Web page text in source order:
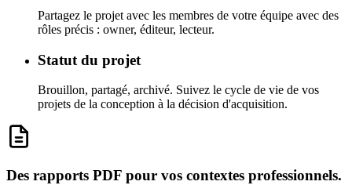
Partagez le projet avec les membres de votre équipe avec des
rôles précis : owner, éditeur, lecteur.
Statut du projet
Brouillon, partagé, archivé. Suivez le cycle de vie de vos
projets de la conception à la décision d'acquisition.
Des rapports PDF pour vos contextes professionnels.